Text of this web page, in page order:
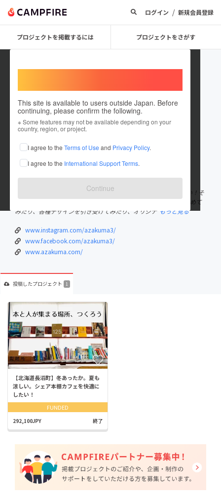
ログイン / 新規会員登録
プロジェクトを掲載するには プロジェクトをさがす
This site is available to users outside Japan. Before
continuing, please confirm the following.
※ Some features may not be available depending on your
country, region, or project.
I agree to the Terms of Use and Privacy Policy.
I agree to the International Support Terms.
Continue
Yuko Yamauchi
これまでに4回支援して1件のプロジェクトを投稿しています
在住国：日本 現在地：北海道
出身国：日本 出身地：北海道
なんとなく過ぎていく毎日を、もっとわくわくする時間に変えたい！そ
んな想いで2017年頃から様々なことをしてきました。 ブログを始めて
みたり、各種デザインを引き受けてみたり、オリジナ もっと見る
www.instagram.com/azakuma3/
www.facebook.com/azakuma3/
www.azakuma.com/
投稿したプロジェクト 1
【北海道長沼町】冬あったか。夏も
涼しい。シェア本棚カフェを快適に
したい！
FUNDED
292,100JPY 終了